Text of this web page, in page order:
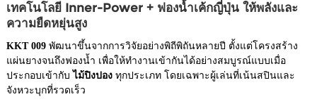
เทคโนโลยี Inner-Power + ฟองน้ำเค้กญี่ปุ่น ให้พลังและ
ความยืดหยุ่นสูง
KKT 009 พัฒนาขึ้นจากการวิจัยอย่างพิถีพิถันหลายปี ตั้งแต่โครงสร้าง
แผ่นยางจนถึงฟองน้ำ เพื่อให้ทำงานเข้ากันได้อย่างสมบูรณ์แบบเมื่อ
ประกอบเข้ากับไม้ปิงปอง ทุกประเภท โดยเฉพาะผู้เล่นที่เน้นสปินและ
จังหวะบุกที่รวดเร็ว